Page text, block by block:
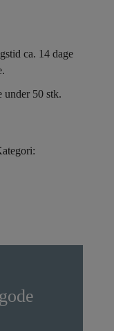
ca. 14 dage
under 50 stk.